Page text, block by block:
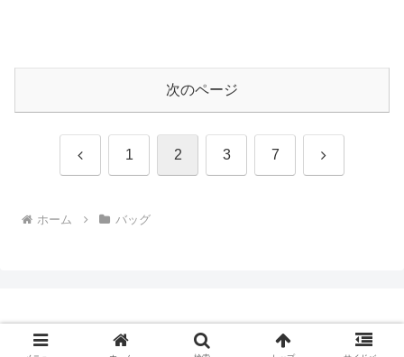
次のページ
前 1 2 3 7 次
ホーム バッグ
Copyright © 2009-2026 CBN Blog All Rights Reserved.